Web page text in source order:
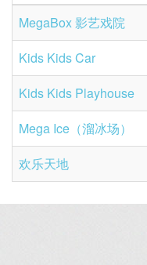
MegaBox 影艺戏院
Kids Kids Car
Kids Kids Playhouse
Mega Ice（溜冰场）
欢乐天地